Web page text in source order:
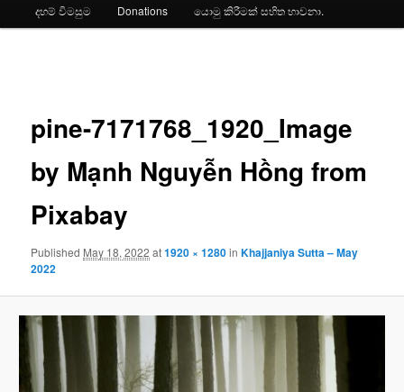
දහම් විමසුම Donations යොමු කිරීමක් සහිත භාවනා.
pine-7171768_1920_Image
by Mạnh Nguyễn Hồng from
Pixabay
Published May 18, 2022 at1920 × 1280inKhajjaniya Sutta – May
2022